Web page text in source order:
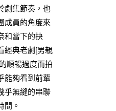
劇集節奏，也
成員的角度來
和當下的抉
經典老劇[男親
順暢過度而拍
能夠看到前輩
乎無縫的串聯
間。